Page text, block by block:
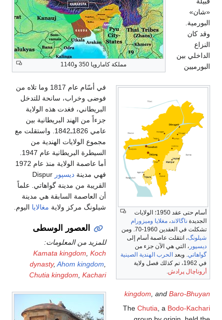
مملكة كاماروپا 350 و1140
أسام حتى عقد 1950؛ الولايات
الجديدةناگالاند،مغلايا وميزورام
تشكلت في العقدين 1960-70. ومن
شيلونگ، انتقلت عاصمة أسام إلى
ديسپور، التي هي الآن جزء من
گواهاتي. وبعد الحرب الهندية الصينية
أروناچال پرادش .
«شان»
البورمية.
وقد كان
النزاع
الداخلي بين
البورميين
في أسّام عام 1817 وما تلاه من
فوضى وخراب، سانحة للتدخل
البريطاني، فغدت هذه الولاية
جزءاً من الهند البريطانية بين
عامي 1826ـ1842. واستقلت مع
مجموع الولايات الهندية من
السيطرة البريطانية عام 1947.
أما عاصمة الولاية منذ عام 1972
فهي مدينةديسپور Dispur
القريبة من مدينة گواهاتي. علماً
أن العاصمة السابقة هي مدينة
شيلونگ مركز ولايةمغالايااليوم.
العصور الوسطى
للمزيد من المعلومات:
Kamata kingdom,Koch
dynasty,Ahom kingdom
Chutia kingdom,Kachari
kingdom, andBaro-Bhuyan
TheChutia, aBodo-Kachari